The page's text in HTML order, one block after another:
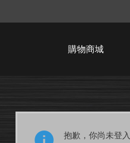
購物商城
抱歉，你尚未登